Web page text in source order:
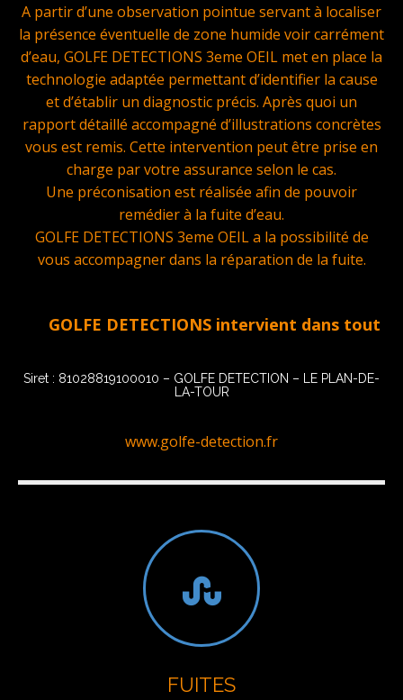
A partir d’une observation pointue servant à localiser
la présence éventuelle de zone humide voir carrément
d’eau, GOLFE DETECTIONS 3eme OEIL met en place la
technologie adaptée permettant d’identifier la cause
et d’établir un diagnostic précis. Après quoi un
rapport détaillé accompagné d’illustrations concrètes
vous est remis. Cette intervention peut être prise en
charge par votre assurance selon le cas.
Une préconisation est réalisée afin de pouvoir
remédier à la fuite d’eau.
GOLFE DETECTIONS 3eme OEIL a la possibilité de
vous accompagner dans la réparation de la fuite.
GOLFE DETECTIONS intervient dans tout le
Siret : 81028819100010 – GOLFE DETECTION – LE PLAN-DE-
LA-TOUR
www.golfe-detection.fr
FUITES